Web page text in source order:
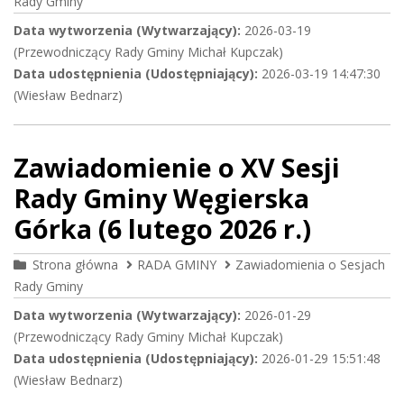
Data wytworzenia (Wytwarzający): 2026-03-19
(Przewodniczący Rady Gminy Michał Kupczak)
Data udostępnienia (Udostępniający): 2026-03-19 14:47:30
(Wiesław Bednarz)
Zawiadomienie o XV Sesji
Rady Gminy Węgierska
Górka (6 lutego 2026 r.)
Strona główna RADA GMINY
Zawiadomienia o Sesjach
Rady Gminy
Data wytworzenia (Wytwarzający): 2026-01-29
(Przewodniczący Rady Gminy Michał Kupczak)
Data udostępnienia (Udostępniający): 2026-01-29 15:51:48
(Wiesław Bednarz)